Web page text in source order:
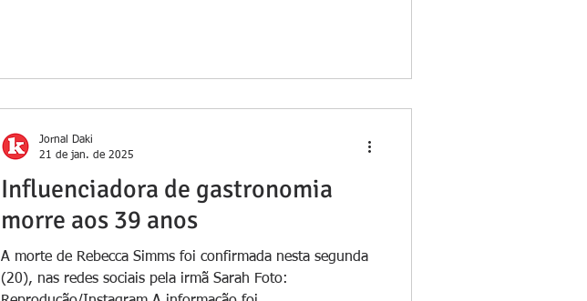
Influenciadora de gastronomia
morre aos 39 anos
A morte de Rebecca Simms foi confirmada nesta segunda
(20), nas redes sociais pela irmã Sarah Foto:
Jornal Daki
21 de jan. de 2025